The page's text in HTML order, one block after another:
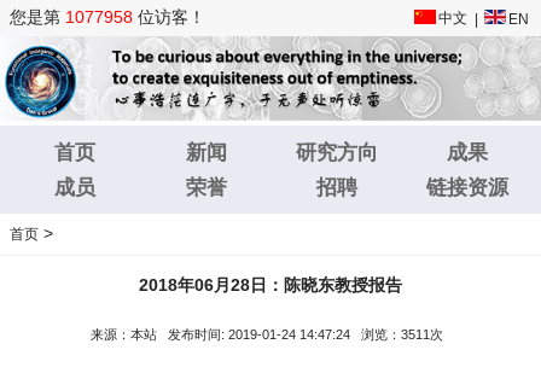
您是第 1077958 位访客！ 中文 EN
首页 新闻 研究方向
成果
成员
荣誉 招聘 链接资源
首页 >
2018年06月28日：陈晓东教授报告
来源：本站 发布时间: 2019-01-24 14:47:24 浏览：3511次